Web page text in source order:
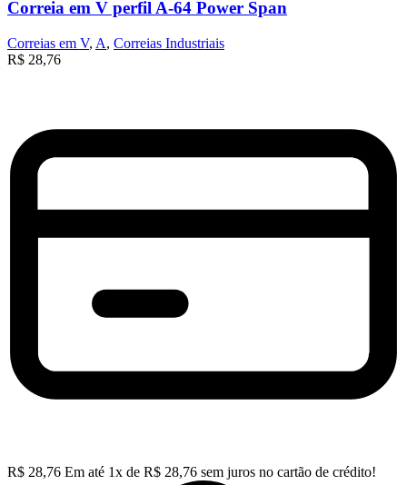
Correia em V perfil A-64 Power Span
Correias em V, A, Correias Industriais
R$ 28,76
R$ 28,76 Em até 1x de R$ 28,76 sem juros no cartão de crédito!